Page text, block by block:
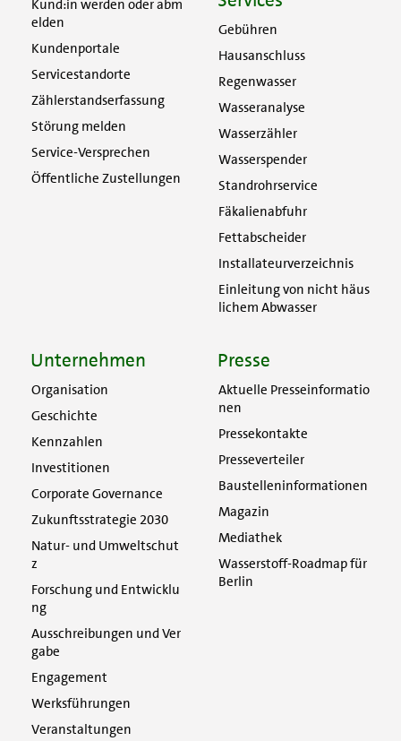
Kund:in werden oder abm
elden
Kundenportale
Servicestandorte
Zählerstandserfassung
Störung melden
Service-Versprechen
Öffentliche Zustellungen
Gebühren
Hausanschluss
Regenwasser
Wasseranalyse
Wasserzähler
Wasserspender
Standrohrservice
Fäkalienabfuhr
Fettabscheider
Installateurverzeichnis
Einleitung von nicht häus
lichem Abwasser
Unternehmen
Organisation
Geschichte
Kennzahlen
Investitionen
Corporate Governance
Zukunftsstrategie 2030
Natur- und Umweltschut
z
Forschung und Entwicklu
ng
Ausschreibungen und Ver
gabe
Engagement
Werksführungen
Veranstaltungen
Presse
Aktuelle Presseinformatio
nen
Pressekontakte
Presseverteiler
Baustelleninformationen
Magazin
Mediathek
Wasserstoff-Roadmap für
Berlin